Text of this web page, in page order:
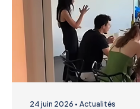
24 juin 2026 Actualités